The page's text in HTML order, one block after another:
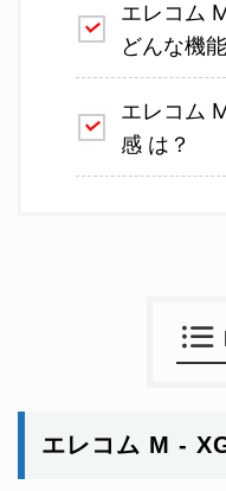
エレコム
どんな機
エレコム
感 は？
エレコム M -